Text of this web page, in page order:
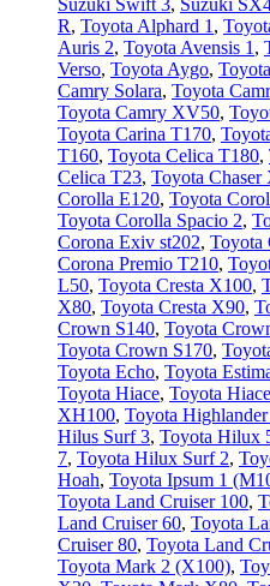
R, Toyota Alphard 1 ,
Auris 2, Toyota Avensis 1 ,
Verso, Toyota Aygo,
Camry Solara, Toyota
Toyota Camry XV50,
Toyota Carina T170,
T160, Toyota Celica T180,
Celica T23, Toyota Chaser
Corolla E120, Toyota
Toyota Corolla Spacio 2,
Corona Exiv st202, Toyota
Corona Premio T210,
L50, Toyota Cresta X100,
X80, Toyota Cresta X90,
Crown S140, Toyota
Toyota Crown S170,
Toyota Echo, Toyota
Toyota Hiace, Toyota
XH100, Toyota Highlander
Hilus Surf 3, Toyota Hilux
7, Toyota Hilux Surf 2,
Hoah, Toyota Ipsum 1
Toyota Land Cruiser 100,
Land Cruiser 60, Toyota
Cruiser 80, Toyota Land
Toyota Mark 2 (Х100),